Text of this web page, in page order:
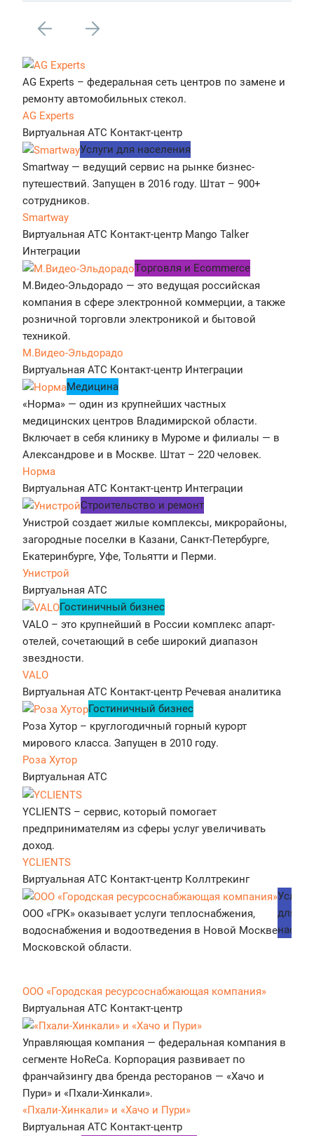
AG Experts – федеральная сеть центров по замене и
ремонту автомобильных стекол.
AG Experts
Виртуальная АТС Контакт-центр
Услуги для населения
Smartway — ведущий сервис на рынке бизнес-
путешествий. Запущен в 2016 году. Штат – 900+
сотрудников.
Smartway
Виртуальная АТС Контакт-центр Mango Talker
Интеграции
Tорговля и Ecommerce
М.Видео-Эльдорадо — это ведущая российская
компания в сфере электронной коммерции, а также
розничной торговли электроникой и бытовой
техникой.
М.Видео-Эльдорадо
Виртуальная АТС Контакт-центр Интеграции
Медицина
«Норма» — один из крупнейших частных
медицинских центров Владимирской области.
Включает в себя клинику в Муроме и филиалы — в
Александрове и в Москве. Штат – 220 человек.
Норма
Виртуальная АТС Контакт-центр Интеграции
Строительство и ремонт
Унистрой создает жилые комплексы, микрорайоны,
загородные поселки в Казани, Санкт-Петербурге,
Екатеринбурге, Уфе, Тольятти и Перми.
Унистрой
Виртуальная АТС
Гостиничный бизнес
VALO – это крупнейший в России комплекс апарт-
отелей, сочетающий в себе широкий диапазон
звездности.
VALO
Виртуальная АТС Контакт-центр Речевая аналитика
Гостиничный бизнес
Роза Хутор – круглогодичный горный курорт
мирового класса. Запущен в 2010 году.
Роза Хутор
Виртуальная АТС
YCLIENTS – сервис, который помогает
предпринимателям из сферы услуг увеличивать
доход.
YCLIENTS
Виртуальная АТС Контакт-центр Коллтрекинг
Услуги
для
ООО «ГРК» оказывает услуги теплоснабжения,
водоснабжения и водоотведения в Новой Москве и
Московской области.
ООО «Городская ресурсоснабжающая компания»
Виртуальная АТС Контакт-центр
Управляющая компания — федеральная компания в
сегменте HoReCa. Корпорация развивает по
франчайзингу два бренда ресторанов — «Хачо и
Пури» и «Пхали-Хинкали».
«Пхали-Хинкали» и «Хачо и Пури»
Виртуальная АТС Контакт-центр